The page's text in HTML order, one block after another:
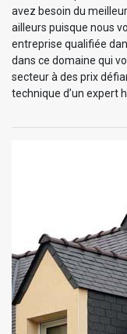
avez besoin du
ailleurs puisque nous
entreprise qualifiée
dans ce domaine qui
secteur à des prix
technique d’un expert